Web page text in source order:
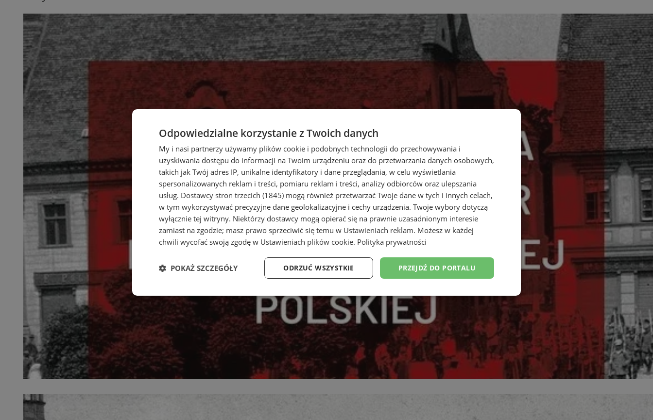
Odpowiedzialne korzystanie z Twoich danych
My i nasi partnerzy używamy plików cookie i podobnych technologii do przechowywania i
uzyskiwania dostępu do informacji na Twoim urządzeniu oraz do przetwarzania danych osobowych,
takich jak Twój adres IP, unikalne identyfikatory i dane przeglądania, w celu wyświetlania
spersonalizowanych reklam i treści, pomiaru reklam i treści, analizy odbiorców oraz ulepszania
usług. Dostawcy stron trzecich (1845) mogą również przetwarzać Twoje dane w tych i innych celach,
w tym wykorzystywać precyzyjne dane geolokalizacyjne i cechy urządzenia. Twoje wybory dotyczą
wyłącznie tej witryny. Niektórzy dostawcy mogą opierać się na prawnie uzasadnionym interesie
zamiast na zgodzie; masz prawo sprzeciwić się temu w Ustawieniach reklam. Możesz w każdej
chwili wycofać swoją zgodę w Ustawieniach plików cookie. Polityka prywatności
PRZEJDŹ DO PORTALU
ODRZUĆ WSZYSTKIE
POKAŻ SZCZEGÓŁY
Niezbędne Wydajność Targetowanie Funkcjonalność Niesklasyfikowane
Wydajność Targetowanie Funkcjonalność Niesklasyfikowane